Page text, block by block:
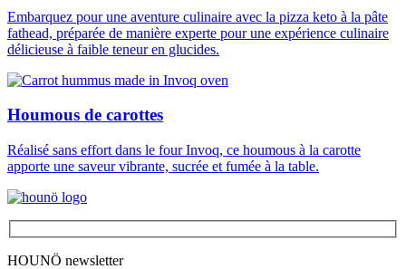
Embarquez pour une aventure culinaire avec la pizza keto à la pâte
fathead, préparée de manière experte pour une expérience culinaire
délicieuse à faible teneur en glucides.
Houmous de carottes
Réalisé sans effort dans le four Invoq, ce houmous à la carotte
apporte une saveur vibrante, sucrée et fumée à la table.
HOUNÖ newsletter